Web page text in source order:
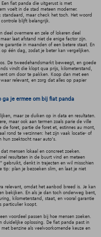
fiat panda die uitgerust is met
voelt in de stad meteen moderner.
standaard, maar check het toch. Het woord
blijft belangrijk.
deel overmere en zele of lokeren deel
laat afstand niet de enige factor zijn.
garantie in maanden of een betere staat. En
één dag, zodat je beter kan vergelijken.
De tweedehandsmarkt beweegt, en goede
vindt die klopt qua prijs, kilometerstand,
om door te pakken. Koop dan met een
relevant, en zorg dat alles op papier
ga je ermee om bij fiat panda
maar ze duiken op in data en resultaten.
maar ook aan termen zoals parie de ville
foret, partie de foret et, estinnes au mont,
rond te verzinnen: het zijn vaak locatie- of
zoektocht naar auto’s.
mensen lokaal en concreet zoeken.
resultaten in de buurt vind en meteen
gebruikt, denkt in trajecten en wil misschien
tip: plan je bezoeken slim, en laat je niet
relevant, omdat het aanbod breed is. Je kan
bekijken. En als je dan toch onderweg bent,
kilometerstand, staat, en vooral garantie
particulier koopt.
voordeel passen bij hoe mensen zoeken.
duidelijke oplossing. De fiat panda past in
benzine als veelvoorkomende keuze en